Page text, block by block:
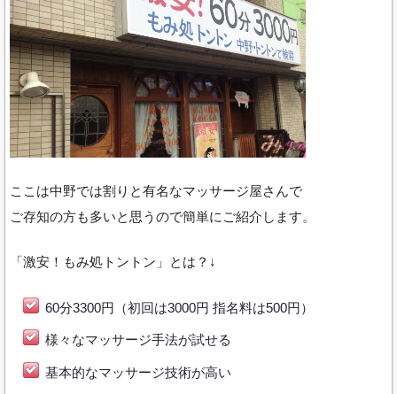
ここは中野では割りと有名なマッサージ屋さんで
ご存知の方も多いと思うので簡単にご紹介します。
「激安！もみ処トントン」とは？↓
60分3300円（初回は3000円 指名料は500円）
様々なマッサージ手法が試せる
基本的なマッサージ技術が高い